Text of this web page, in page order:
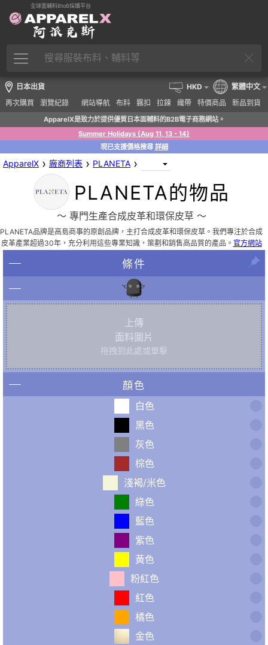
全球面輔料BtoB採購平台
日本出貨
再次購買
瀏覽紀錄 網站導航 布料 羈扣 拉鍊 織帶 特價商品 新品到貨
HKD 繁體中文
ApparelX是致力於提供優質日本面輔料的B2B電子商務網站。
Summer Holidays (Aug 11, 13 - 14)
現已支援價格搜尋 詳細
ApparelX › 廠商列表 › PLANETA ›
PLANETA的物品
〜 專門生產合成皮革和環保皮草 〜
PLANETA品牌是高島商事的原創品牌，主打合成皮革和環保皮草。我們專注於合成
皮革產業超過30年，充分利用這些專業知識，策劃和銷售高品質的產品。 官方網站
條件
上傳
面料圖片
拖拽到此處或單擊
顏色
白色
黑色
灰色
棕色
淺褐/米色
綠色
藍色
紫色
黃色
粉紅色
紅色
橘色
金色